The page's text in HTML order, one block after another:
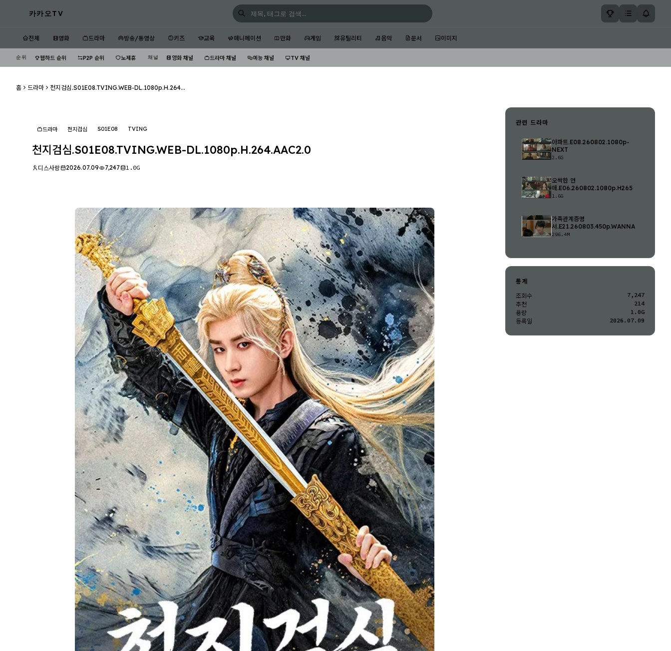
카카오TV
전체 영화 드라마 방송/동영상 키즈 교육 애니메이션 만화 게임 유틸리티 음악 문서 이미지
순위 웹하드 순위 P2P 순위 노제휴 채널 영화 채널 드라마 채널 예능 채널 TV 채널
홈 드라마 천지검심.S01E08.TVING.WEB-DL.1080p.H.264...
드라마 천지검심 S01E08 TVING
천지검심.S01E08.TVING.WEB-DL.1080p.H.264.AAC2.0
디스사랑 2026.07.09 7,247 1.0G
관련 드라마
아파트.E08.260802.1080p-
NEXT
2.6G
오싹한 연
애.E06.260802.1080p.H265
1.6G
가족관계증명
서.E21.260803.450p.WANNA
296.4M
통계
조회수
7,247
추천
214
용량
1.0G
등록일
2026.07.09